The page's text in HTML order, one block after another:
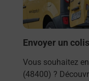
Envoyer un colis
Vous souhaitez
(48400) ?